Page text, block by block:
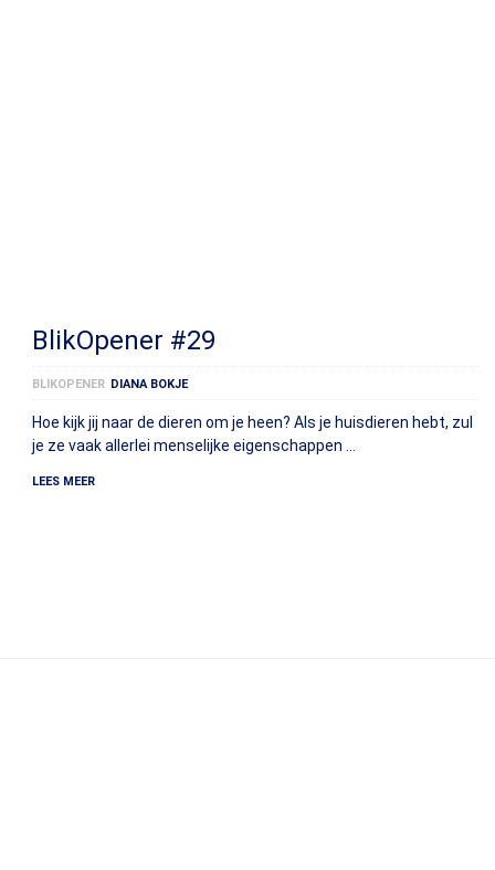
BlikOpener #29
BLIKOPENER DIANA BOKJE
Hoe kijk jij naar de dieren om je heen? Als je huisdieren hebt, zul
je ze vaak allerlei menselijke eigenschappen …
LEES MEER